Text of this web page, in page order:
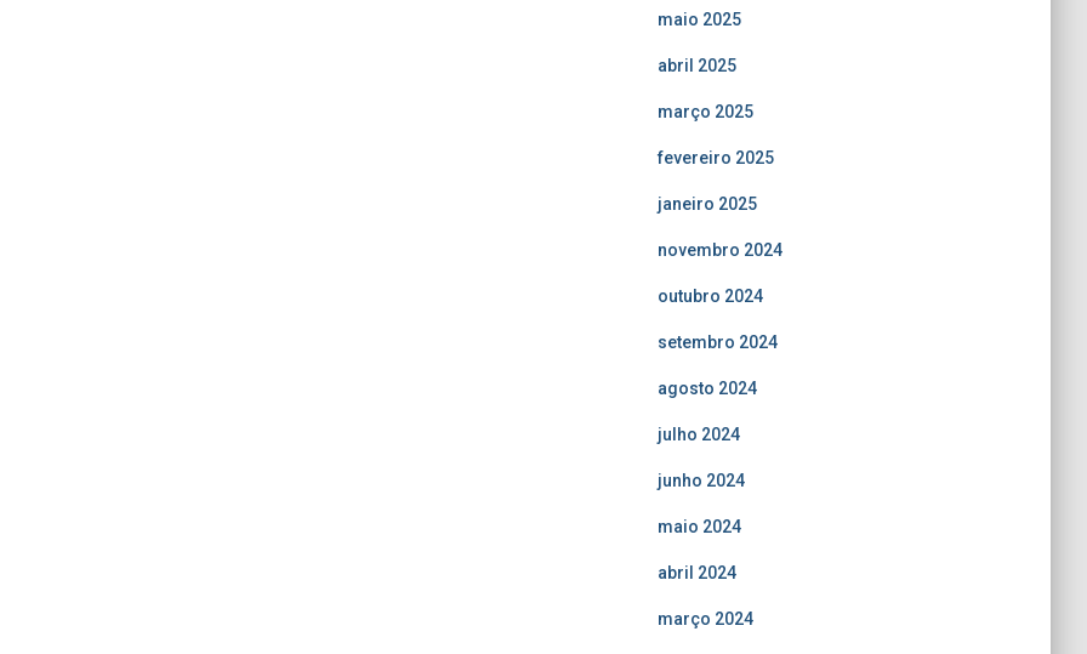
maio 2025
abril 2025
março 2025
fevereiro 2025
janeiro 2025
novembro 2024
outubro 2024
setembro 2024
agosto 2024
julho 2024
junho 2024
maio 2024
abril 2024
março 2024